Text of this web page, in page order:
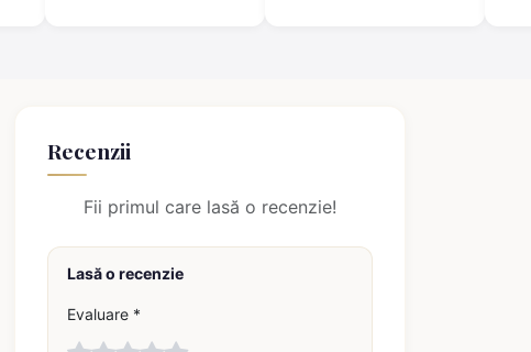
Recenzii
Fii primul care lasă o recenzie!
Lasă o recenzie
Evaluare *